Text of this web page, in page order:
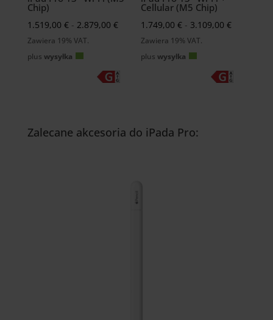
Chip)
1.519,00 € - 2.879,00 €Preisspanne:
1.519,00 €
2.879,00 €
Zawiera 19% VAT.
plus wysyłka
Cellular (M5 Chip)
1.749,00€ - 3.109,00€
3.109,00 €
Zawiera 19% VAT.
pluswysyłka
Zalecane akcesoria do iPada Pro: